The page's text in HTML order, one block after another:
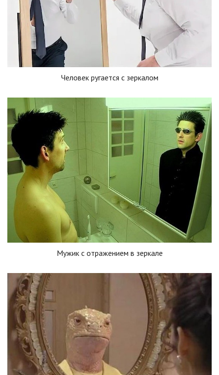
Человек ругается с зеркалом
Мужик с отражением в зеркале